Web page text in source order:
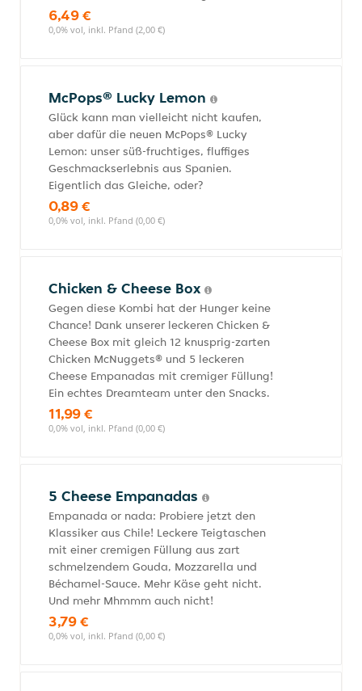
6,49 €
0,0% vol, inkl. Pfand (2,00 €)
McPops® Lucky Lemon
Glück kann man vielleicht nicht kaufen,
aber dafür die neuen McPops® Lucky
Lemon: unser süß-fruchtiges, fluffiges
Geschmackserlebnis aus Spanien.
Eigentlich das Gleiche, oder?
0,89 €
0,0% vol, inkl. Pfand (0,00 €)
Chicken & Cheese Box
Gegen diese Kombi hat der Hunger keine
Chance! Dank unserer leckeren Chicken &
Cheese Box mit gleich 12 knusprig-zarten
Chicken McNuggets® und 5 leckeren
Cheese Empanadas mit cremiger Füllung!
Ein echtes Dreamteam unter den Snacks.
11,99 €
0,0% vol, inkl. Pfand (0,00 €)
5 Cheese Empanadas
Empanada or nada: Probiere jetzt den
Klassiker aus Chile! Leckere Teigtaschen
mit einer cremigen Füllung aus zart
schmelzendem Gouda, Mozzarella und
Béchamel-Sauce. Mehr Käse geht nicht.
Und mehr Mhmmm auch nicht!
3,79 €
0,0% vol, inkl. Pfand (0,00 €)